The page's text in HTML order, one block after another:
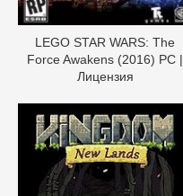
LEGO STAR WARS: The
Force Awakens (2016) PC |
Лицензия